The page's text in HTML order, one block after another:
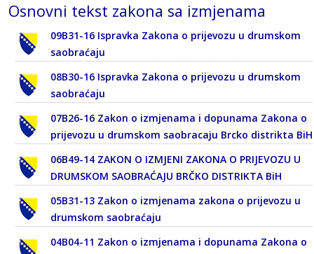
Osnovni tekst zakona sa izmjenama
09B31-16 Ispravka Zakona o prijevozu u drumskom
saobraćaju
08B30-16 Ispravka Zakona o prijevozu u drumskom
saobraćaju
07B26-16 Zakon o izmjenama i dopunama Zakona o
prijevozu u drumskom saobracaju Brcko distrikta BiH
06B49-14 ZAKON O IZMJENI ZAKONA O PRIJEVOZU U
DRUMSKOM SAOBRAĆAJU BRČKO DISTRIKTA BiH
05B31-13 Zakon o izmjenama zakona o prijevozu u
drumskom saobraćaju
04B04-11 Zakon o izmjenama i dopunama Zakona o